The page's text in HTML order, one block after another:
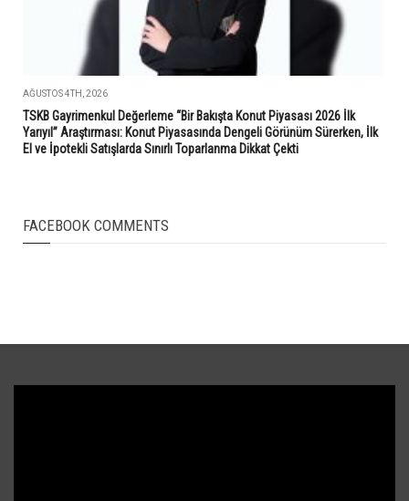
AĞUSTOS 4TH, 2026
TSKB Gayrimenkul Değerleme “Bir Bakışta Konut Piyasası 2026 İlk
Yarıyıl” Araştırması: Konut Piyasasında Dengeli Görünüm Sürerken, İlk
El ve İpotekli Satışlarda Sınırlı Toparlanma Dikkat Çekti
FACEBOOK COMMENTS